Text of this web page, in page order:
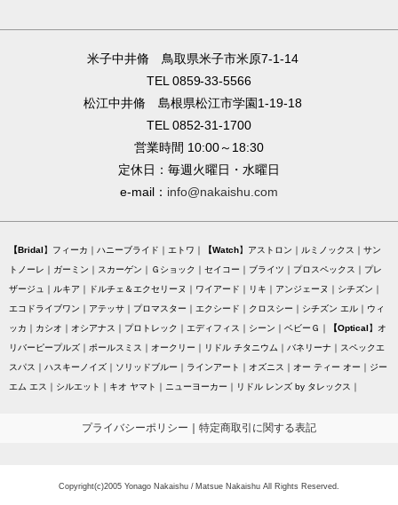
米子中井脩 鳥取県米子市米原7-1-14
TEL 0859-33-5566
松江中井脩 島根県松江市学園1-19-18
TEL 0852-31-1700
営業時間 10:00～18:30
定休日：毎週火曜日・水曜日
e-mail： info@nakaishu.com
Bridal フィーカ ハニーブライド エトワ Watch アストロン ルミノックス
サン
トノーレ
ガーミン スカーゲン Ｇショック セイコー ブライツ プロスペックス
プレ
ザージュ
ルキア ドルチェ＆エクセリーヌ ワイアード リキ アンジェーヌ
シチズン
エコドライブワン
アテッサ プロマスター エクシード クロスシー シチズン エル
ウィ
ッカ
カシオ オシアナス プロトレック エディフィス シーン ベビーＧ Optical
オ
リバーピープルズ
ポールスミス オークリー リドル チタニウム バネリーナ
スペックエ
スパス
ハスキーノイズ ソリッドブルー ラインアート オズニス オー ティー オー
ジー
エム エス
シルエット キオ ヤマト ニューヨーカー リドル レンズ by タレックス
プライバシーポリシー 特定商取引に関する表記
Copyright(c)2005 Yonago Nakaishu / Matsue Nakaishu All Rights Reserved.